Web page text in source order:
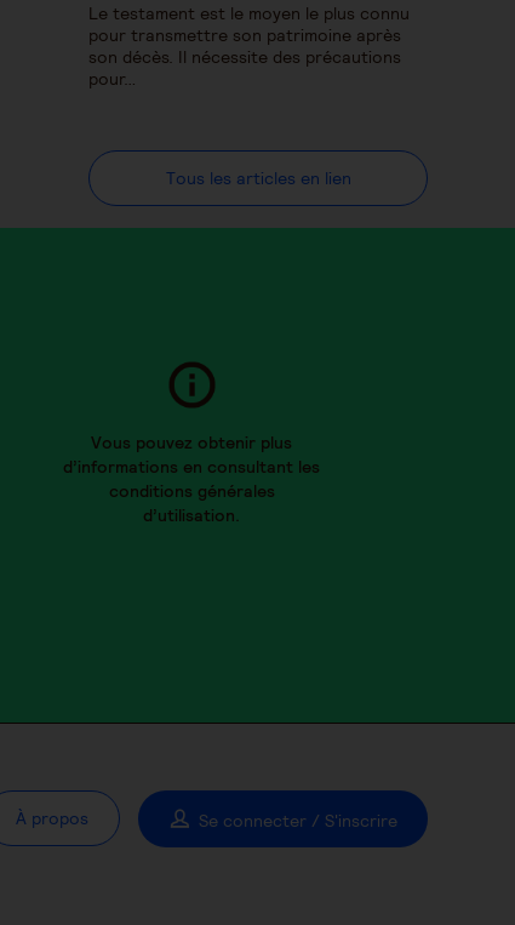
Le testament est le moyen le plus connu
pour transmettre son patrimoine après
son décès. Il nécessite des précautions
pour…
Tous les articles en lien
Vous pouvez obtenir plus
d’informations en consultant les
conditions générales
d’utilisation.
À propos Se connecter / S'inscrire